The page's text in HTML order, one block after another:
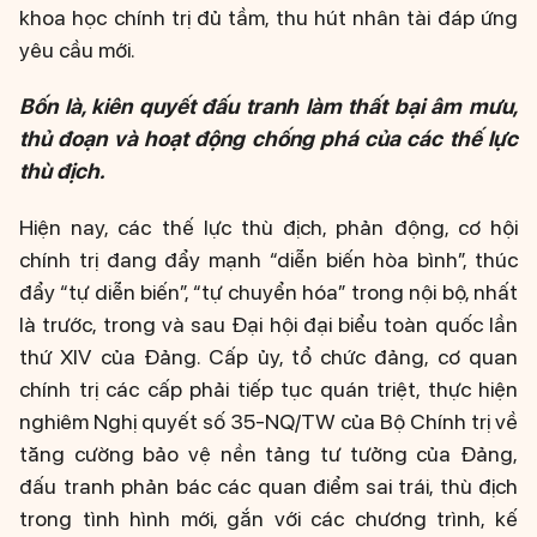
khoa học chính trị đủ tầm, thu hút nhân tài đáp ứng
yêu cầu mới.
Bốn là, kiên quyết đấu tranh làm thất bại âm mưu,
thủ đoạn và hoạt động chống phá của các thế lực
thù địch.
Hiện nay, các thế lực thù địch, phản động, cơ hội
chính trị đang đẩy mạnh “diễn biến hòa bình”, thúc
đẩy “tự diễn biến”, “tự chuyển hóa” trong nội bộ, nhất
là trước, trong và sau Đại hội đại biểu toàn quốc lần
thứ XIV của Đảng. Cấp ủy, tổ chức đảng, cơ quan
chính trị các cấp phải tiếp tục quán triệt, thực hiện
nghiêm Nghị quyết số 35-NQ/TW của Bộ Chính trị về
tăng cường bảo vệ nền tảng tư tưởng của Đảng,
đấu tranh phản bác các quan điểm sai trái, thù địch
trong tình hình mới, gắn với các chương trình, kế